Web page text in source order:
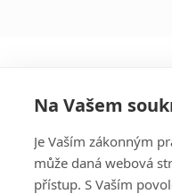
Na Vašem
Je Vaším zákonným
může daná webová
přístup. S Vaším